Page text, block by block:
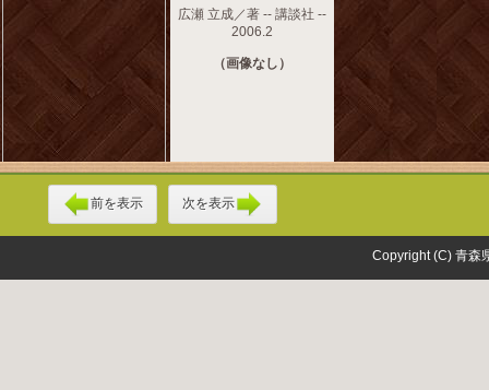
広瀬 立成／著 -- 講談社 --
2006.2
（画像なし）
前を表示 次を表示
Copyright (C) 青森